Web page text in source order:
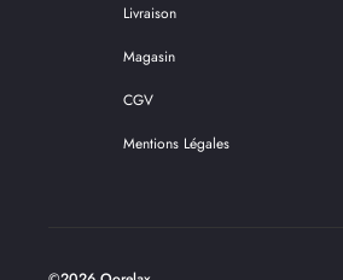
Livraison
Magasin
CGV
Mentions Légales